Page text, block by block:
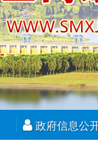
政府信息公